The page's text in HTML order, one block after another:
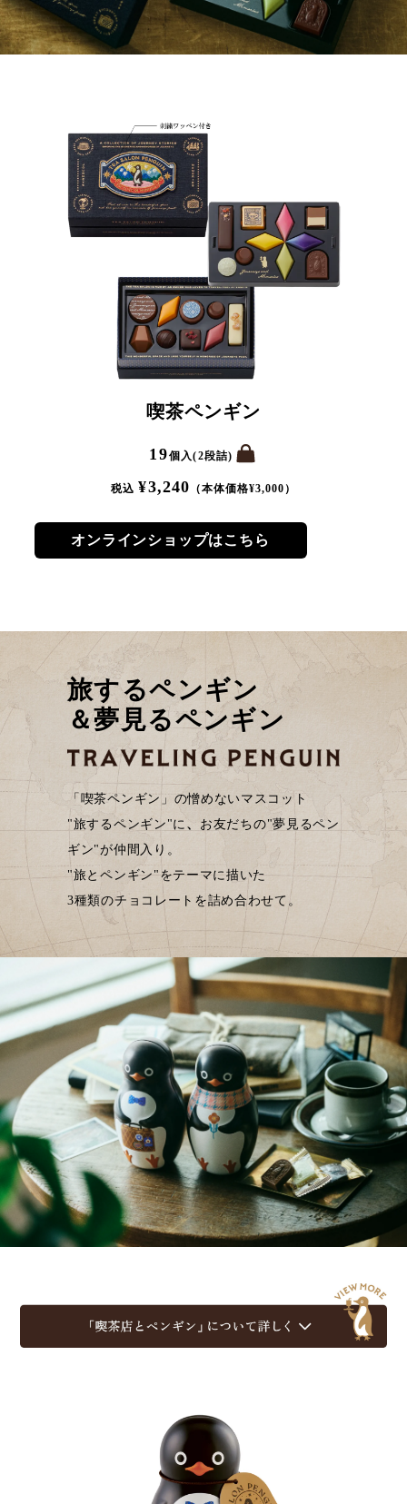
喫茶ペンギン
19個入(2段詰)
税込 ¥3,240 （本体価格¥3,000 ）
オンラインショップはこちら
旅するペンギン
＆夢見るペンギン
「喫茶ペンギン」の憎めないマスコット
"旅するペンギン"に 、 お友だちの"夢見るペン
ギン"が仲間入り。
"旅とペンギン"をテーマに描いた
3種類のチョコレートを詰め合わせて。